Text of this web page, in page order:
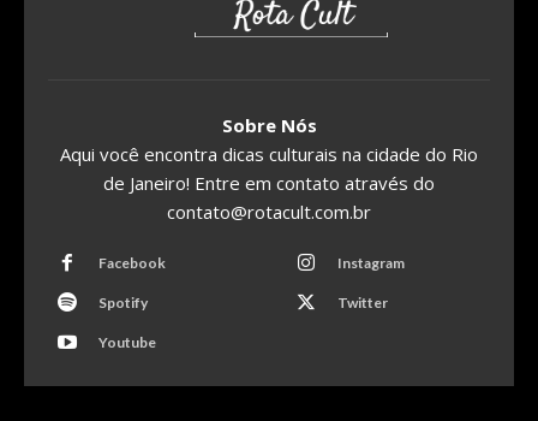
Sobre Nós
Aqui você encontra dicas culturais na cidade do Rio
de Janeiro! Entre em contato através do
contato@rotacult.com.br
Facebook Instagram
Spotify Twitter
Youtube